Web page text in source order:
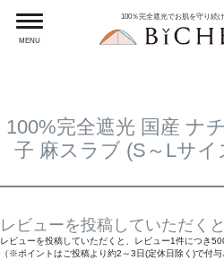
MENU
100％完全遮光でお肌を守り続
HOME
100%完全遮光 国産 ナチュールサファリ
ビュー
100%完全遮光 国産 ナ
子 麻スラブ (S～Lサ
レビューを投稿していただく
レビューを投稿していただくと、レビュー1件につき
（※ポイントはご投稿より約2～3日(定休日除く)で付与